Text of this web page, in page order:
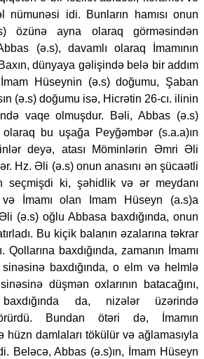
nümunəsi idi. Bunların hamısı onun
özünə ayna olaraq görməsindən
(ə.s), davamlı olaraq İmamının
dünyaya gəlişində belə bir addım
Hüseynin (ə.s) doğumu, Şaban
(ə.s) doğumu isə, Hicrətin 26-cı. ilinin
vaqe olmuşdur. Bəli, Abbas (ə.s)
bu uşağa Peyğəmbər (s.a.a)ın
deyə, atası Möminlərin Əmri Əli
Hz. Əli (ə.s) onun anasını ən şücaətli
seçmişdi ki, şəhidlik və ər meydanı
və İmamı olan Imam Hüseyn (a.s)a
(ə.s) oğlu Abbasa baxdığında, onun
Bu kiçik balanın əzalarına təkrar
Qollarına baxdığında, zamanın İmamı
baxdığında, o elm və helmlə
düşmən oxlarının batacağını,
da, nizələr üzərində
görürdü. Bundan ötəri də, İmamın
hüzn damlaları tökülür və ağlamasıyla
Beləcə, Abbas (ə.s)ın, İmam Hüseyn